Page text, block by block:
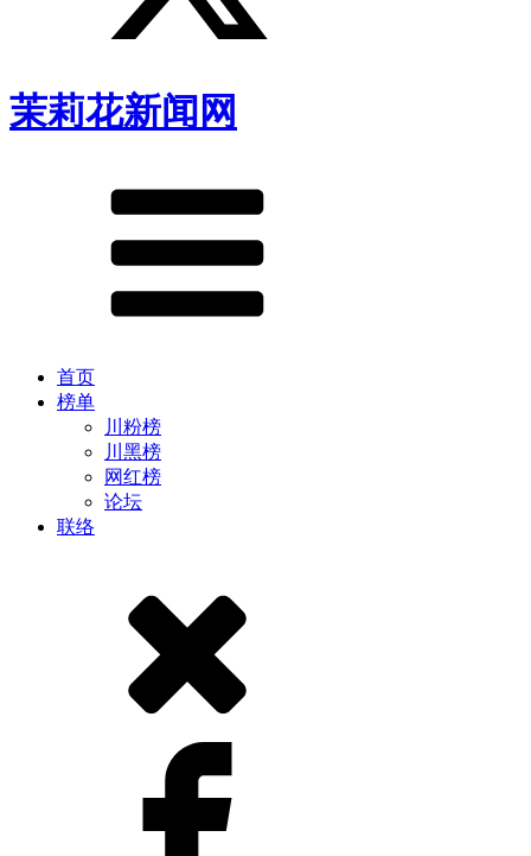
茉莉花新闻网
首页
榜单
川粉榜
川黑榜
网红榜
论坛
联络